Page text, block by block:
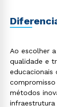
Ao escolher
qualidade e
educacionais
métodos
infraestrutura